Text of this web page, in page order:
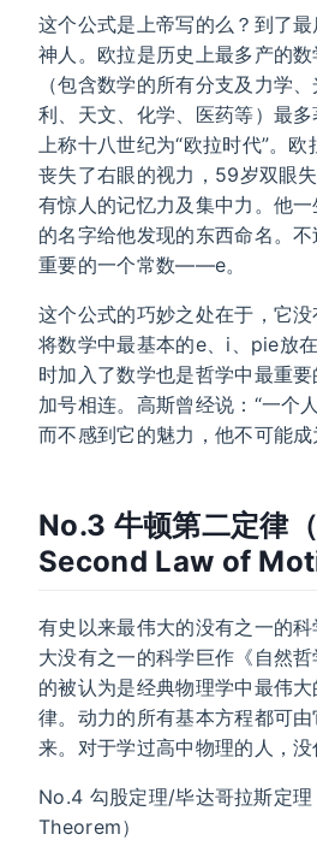
这个公式是上帝写的么？到了
神人。欧拉是历史上最多产的
（包含数学的所有分支及力学
利、天文、化学、医药等）最
上称十八世纪为“欧拉时代”。
丧失了右眼的视力，59岁双眼
有惊人的记忆力及集中力。他
的名字给他发现的东西命名。
重要的一个常数——e。
这个公式的巧妙之处在于，它没
将数学中最基本的e、i、pie放
时加入了数学也是哲学中最重
加号相连。高斯曾经说：“一个
而不感到它的魅力，他不可能成
No.3 牛顿第二定律
Second Law of
有史以来最伟大的没有之一的
大没有之一的科学巨作《自然
的被认为是经典物理学中最伟
律。动力的所有基本方程都可
来。对于学过高中物理的人，没
No.4 勾股定理/毕达哥拉斯定
Theorem）